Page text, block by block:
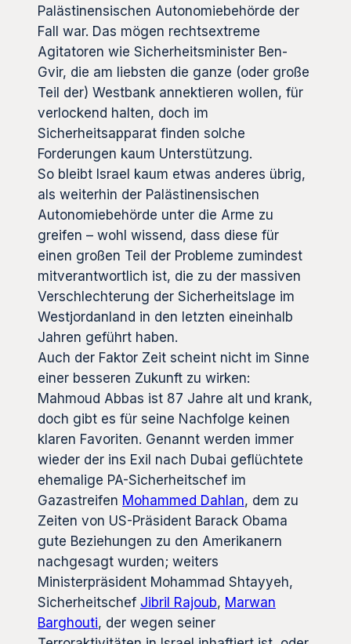
Palästinensischen Autonomiebehörde der
Fall war. Das mögen rechtsextreme
Agitatoren wie Sicherheitsminister Ben-
Gvir, die am liebsten die ganze (oder große
Teil der) Westbank annektieren wollen, für
verlockend halten, doch im
Sicherheitsapparat finden solche
Forderungen kaum Unterstützung.
So bleibt Israel kaum etwas anderes übrig,
als weiterhin der Palästinensischen
Autonomiebehörde unter die Arme zu
greifen – wohl wissend, dass diese für
einen großen Teil der Probleme zumindest
mitverantwortlich ist, die zu der massiven
Verschlechterung der Sicherheitslage im
Westjordanland in den letzten eineinhalb
Jahren geführt haben.
Auch der Faktor Zeit scheint nicht im Sinne
einer besseren Zukunft zu wirken:
Mahmoud Abbas ist 87 Jahre alt und krank,
doch gibt es für seine Nachfolge keinen
klaren Favoriten. Genannt werden immer
wieder der ins Exil nach Dubai geflüchtete
ehemalige PA-Sicherheitschef im
Gazastreifen Mohammed Dahlan, dem zu
Zeiten von US-Präsident Barack Obama
gute Beziehungen zu den Amerikanern
nachgesagt wurden; weiters
Ministerpräsident Mohammad Shtayyeh,
Sicherheitschef Jibril Rajoub, Marwan
Barghouti, der wegen seiner